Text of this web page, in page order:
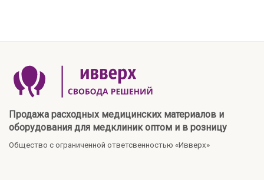
Продажа расходных медицинских материалов и
оборудования для медклиник оптом и в розницу
Общество с ограниченной ответсвенностью «Ивверх»